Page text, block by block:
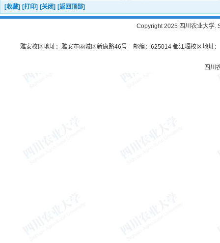
[收藏] [打印] [关闭] [返回顶部]
Copyright 2025 四川农业大学.
雅安校区地址：雅安市雨城区新康路46号 邮编：625014 都江堰校区地址
四川